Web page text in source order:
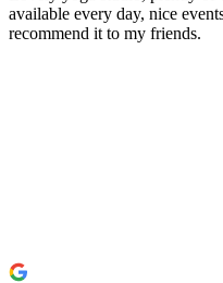
available every day, nice
recommend it to my friends.